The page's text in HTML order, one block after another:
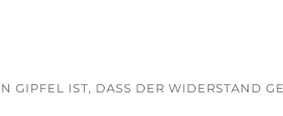
GIPFEL IST, DASS DER WIDERSTAND